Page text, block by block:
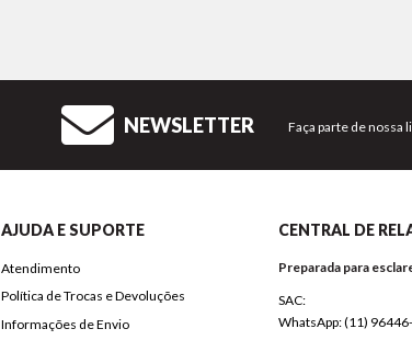
NEWSLETTER Faça parte de nossa
AJUDA E SUPORTE
Atendimento
Política de Trocas e Devoluções
Informações de Envio
CENTRAL DE
Preparada para
SAC:
WhatsApp: (11)